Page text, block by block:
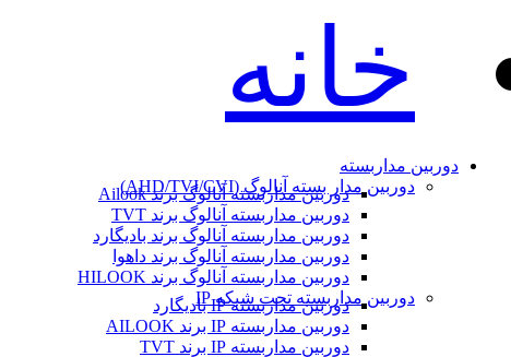
خانه
دوربین مداربسته
دوربین مدار بسته آنالوگ (AHD/TVI/CVI)
دوربین مداربسته آنالوگ برند Ailook
دوربین مداربسته آنالوگ برند TVT
دوربین مداربسته آنالوگ برند بادیگارد
دوربین مداربسته آنالوگ برند داهوا
دوربین مداربسته آنالوگ برند HILOOK
دوربین مداربسته تحت شبکه IP
دوربین مداربسته IP بادیگارد
دوربین مداربسته IP برند AILOOK
دوربین مداربسته IP برند TVT